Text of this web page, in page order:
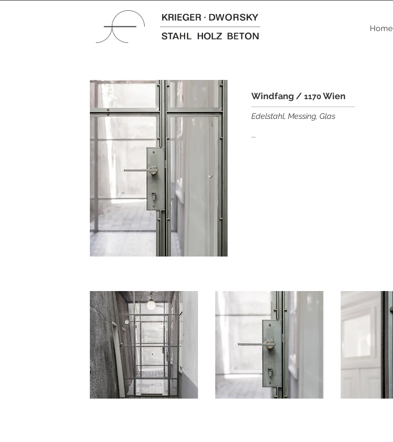
Home
Windfang / 1170 ​ Wien
Edelstahl, Messing, Glas
...